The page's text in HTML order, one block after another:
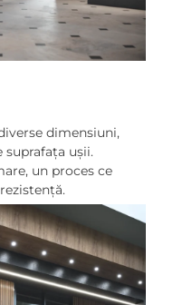
dimensiuni,
ușii.
un proces ce